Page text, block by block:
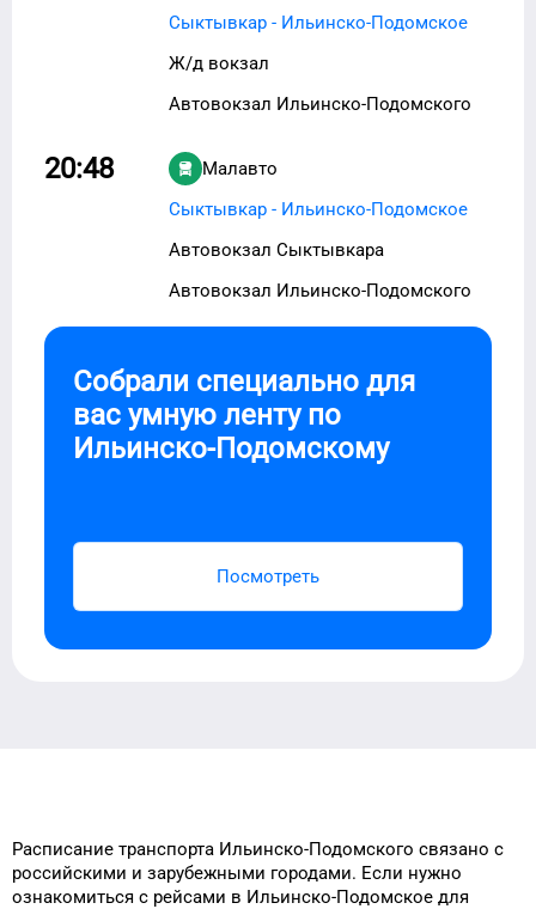
Сыктывкар - Ильинско-Подомское
Ж/д вокзал
Автовокзал Ильинско-Подомского
20:48
Малавто
Сыктывкар - Ильинско-Подомское
Автовокзал Сыктывкара
Автовокзал Ильинско-Подомского
Собрали специально для
вас умную ленту по
Ильинско-Подомскому
Посмотреть
Расписание транспорта Ильинско-Подомского связано с
российскими и зарубежными городами. Если нужно
ознакомиться с рейсами в Ильинско-Подомское для